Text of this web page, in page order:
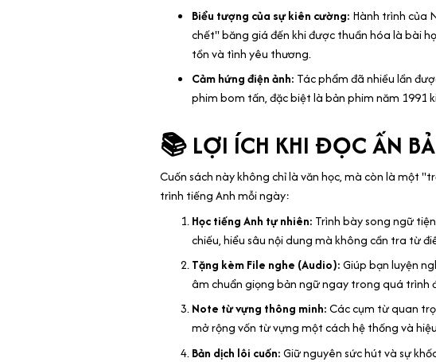
Biểu tượng của sự kiên cường: Hành trình của
chết" băng giá đến khi được thuần hóa là bài
tồn và tình yêu thương.
Cảm hứng điện ảnh: Tác phẩm đã nhiều lần
phim bom tấn, đặc biệt là bản phim năm 1991
📚 LỢI ÍCH KHI ĐỌC ẤN
Cuốn sách này không chỉ là văn học, mà còn là một
trình tiếng Anh mỗi ngày:
Học tiếng Anh tự nhiên: Trình bày song ngữ
chiếu, hiểu sâu nội dung mà không cần tra từ
Tặng kèm File nghe (Audio):Giúp bạn luyện
âm chuẩn giọng bản ngữ ngay trong quá trình
Note từ vựng thông minh:Các cụm từ quan
mở rộng vốn từ vựng một cách hệ thống và
Bản dịch lôi cuốn:Giữ nguyên sức hút và sự